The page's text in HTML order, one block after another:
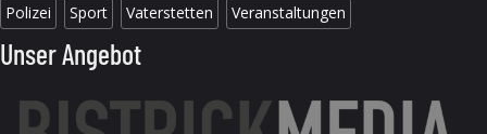
Polizei Sport Vaterstetten Veranstaltungen
Unser Angebot